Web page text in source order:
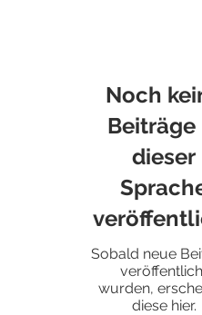
Noch
Beiträge
dieser
Sobald neue
wurden,
diese hier.